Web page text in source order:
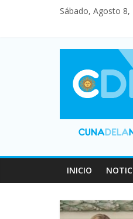
Sábado, Agosto 8,
INICIO